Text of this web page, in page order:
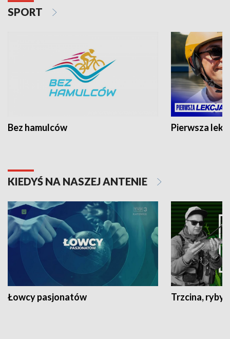
SPORT
Bez hamulców Pierwsza
KIEDYŚ NA NASZEJ ANTENIE
Łowcy pasjonatów Trzcina, ryby